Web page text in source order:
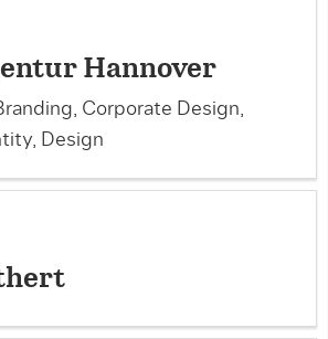
Hannover
Corporate Design,
Design